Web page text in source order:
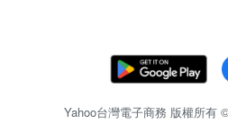
Yahoo台灣電子商務 版權所有